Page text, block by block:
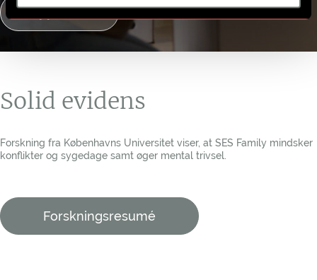
Support
Solid evidens
Forskning fra Københavns Universitet viser, at SES Family mindsker
konflikter og sygedage samt øger mental trivsel.
Forskningsresumé